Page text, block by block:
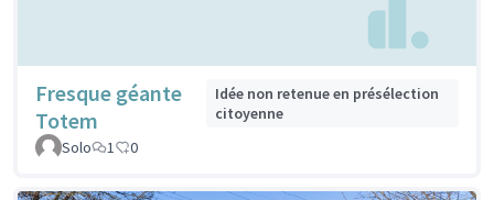
Fresque géante
Totem
Idée non retenue en présélection
citoyenne
Solo
1 0